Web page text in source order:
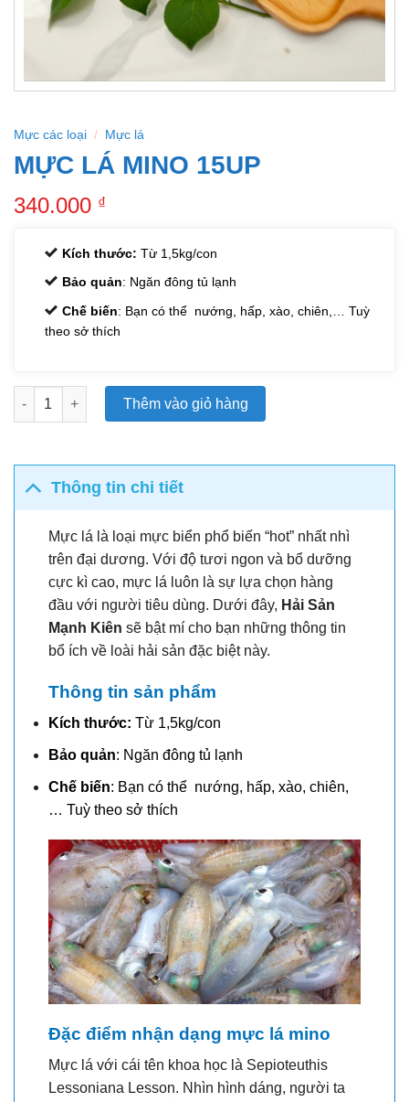
Mực các loại / Mực lá
MỰC LÁ MINO 15UP
340.000 ₫
Kích thước: Từ 1,5kg/con
Bảo quản: Ngăn đông tủ lạnh
Chế biến: Bạn có thể nướng, hấp, xào, chiên,… Tuỳ
theo sở thích
Mực lá mino 15up số lượng
Thêm vào giỏ hàng
Thông tin chi tiết
Mực lá là loại mực biển phổ biến “hot” nhất nhì
trên đại dương. Với độ tươi ngon và bổ dưỡng
cực kì cao, mực lá luôn là sự lựa chọn hàng
đầu với người tiêu dùng. Dưới đây, Hải Sản
Mạnh Kiên sẽ bật mí cho bạn những thông tin
bổ ích về loài hải sản đặc biệt này.
Thông tin sản phẩm
Kích thước: Từ 1,5kg/con
Bảo quản: Ngăn đông tủ lạnh
Chế biến: Bạn có thể nướng, hấp, xào, chiên,
… Tuỳ theo sở thích
Đặc điểm nhận dạng mực lá mino
Mực lá với cái tên khoa học là Sepioteuthis
Lessoniana Lesson. Nhìn hình dáng, người ta